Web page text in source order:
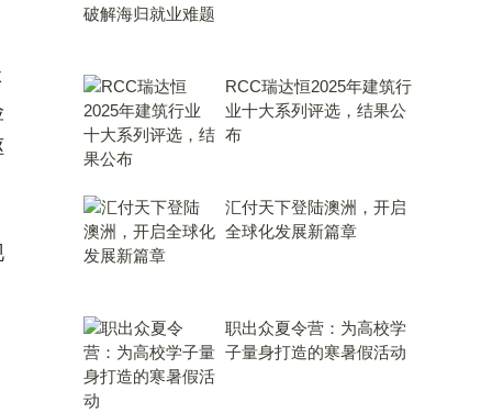
RCC瑞达恒2025年建筑行
业十大系列评选，结果公
布
汇付天下登陆澳洲，开启
全球化发展新篇章
职出众夏令营：为高校学
子量身打造的寒暑假活动